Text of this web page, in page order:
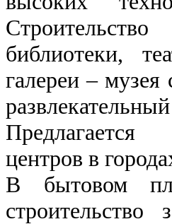
библиотеки,
галереи – музея
Предлагается
центров в
В бытовом